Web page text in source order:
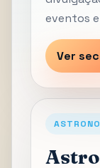
eventos
Ver
Astro